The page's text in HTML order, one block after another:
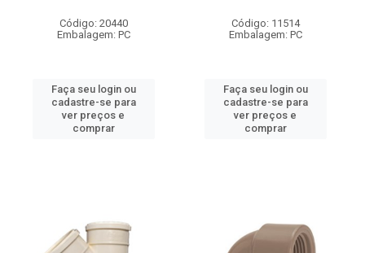
Código: 20440
Embalagem: PC
Faça seu login ou
cadastre-se para
ver preços e
comprar
Código: 11514
Embalagem: PC
Faça seu login ou
cadastre-se para
ver preços e
comprar